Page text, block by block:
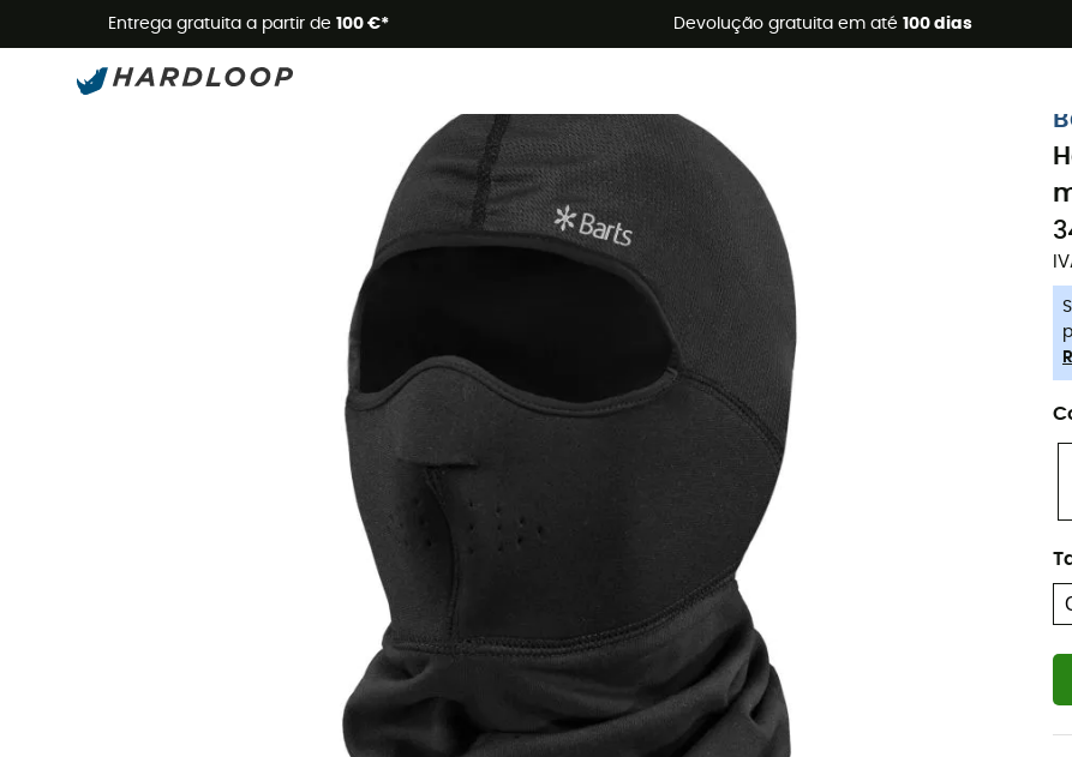
Entrega gratuita a partir de 100 €* Devolução gratuita em até 100 dias
Promoções de verão 🔥 -5% EXTRA a partir de 2 produtos* com o código